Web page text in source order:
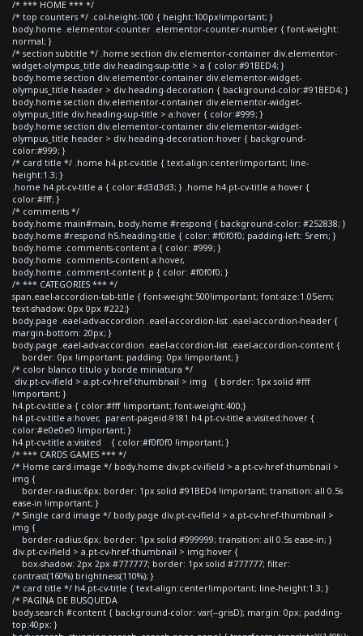
/* *** HOME *** */
/* top counters */ .col-height-100 { height:100px!important; }
body.home .elementor-counter .elementor-counter-number { font-weight:
normal; }
/* section subtitle */ .home section div.elementor-container div.elementor-
widget-olympus_title div.heading-sup-title > a { color:#91BED4; }
body.home section div.elementor-container div.elementor-widget-
olympus_title header > div.heading-decoration { background-color:#91BED4; }
body.home section div.elementor-container div.elementor-widget-
olympus_title div.heading-sup-title > a:hover { color:#999; }
body.home section div.elementor-container div.elementor-widget-
olympus_title header > div.heading-decoration:hover { background-
color:#999; }
/* card title */ .home h4.pt-cv-title { text-align:center!important; line-
height:1.3; }
.home h4.pt-cv-title a { color:#d3d3d3; } .home h4.pt-cv-title a:hover {
color:#fff; }
/* comments */
body.home main#main, body.home #respond { background-color: #252838; }
body.home #respond h5.heading-title { color: #f0f0f0; padding-left: 5rem; }
body.home .comments-content a { color: #999; }
body.home .comments-content a:hover,
body.home .comment-content p { color: #f0f0f0; }
/* *** CATEGORIES *** */
span.eael-accordion-tab-title { font-weight:500!important; font-size:1.05em;
text-shadow: 0px 0px #222;}
body.page .eael-adv-accordion .eael-accordion-list .eael-accordion-header {
margin-bottom: 20px; }
body.page .eael-adv-accordion .eael-accordion-list .eael-accordion-content {
border: 0px !important; padding: 0px !important; }
/* color blanco titulo y borde miniatura */
div.pt-cv-ifield > a.pt-cv-href-thumbnail > img { border: 1px solid #fff
!important; }
h4.pt-cv-title a { color:#fff !important; font-weight:400;}
h4.pt-cv-title a:hover, .parent-pageid-9181 h4.pt-cv-title a:visited:hover {
color:#e0e0e0 !important; }
h4.pt-cv-title a:visited { color:#f0f0f0 !important; }
/* *** CARDS GAMES *** */
/* Home card image */ body.home div.pt-cv-ifield > a.pt-cv-href-thumbnail >
img {
border-radius:6px; border: 1px solid #91BED4 !important; transition: all 0.5s
ease-in !important; }
/* Single card image */ body.page div.pt-cv-ifield > a.pt-cv-href-thumbnail >
img {
border-radius:6px; border: 1px solid #999999; transition: all 0.5s ease-in; }
div.pt-cv-ifield > a.pt-cv-href-thumbnail > img:hover {
box-shadow: 2px 2px #777777; border: 1px solid #777777; filter:
contrast(160%) brightness(110%); }
/* card title */ h4.pt-cv-title { text-align:center!important; line-height:1.3; }
/* PAGINA DE BUSQUEDA
body.search #content { background-color: var(--grisD); margin: 0px; padding-
top:40px; }